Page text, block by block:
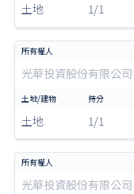
土地 1/1
光華投資股份有限公司
土地 1/1
光華投資股份有限公司